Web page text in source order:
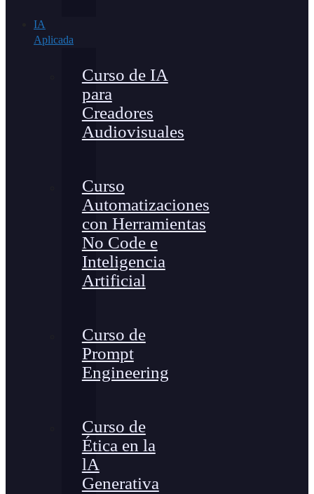
IA
Aplicada
Curso de IA
para
Creadores
Audiovisuales
Curso
Automatizaciones
con Herramientas
No Code e
Inteligencia
Artificial
Curso de
Prompt
Engineering
Curso de
Ética en la
lA
Generativa